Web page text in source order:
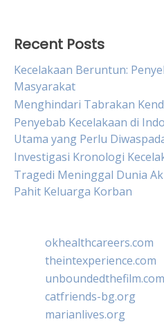
Recent Posts
Kecelakaan Beruntun:
Masyarakat
Menghindari Tabrakan
Penyebab Kecelakaan di
Utama yang Perlu
Investigasi Kronologi
Tragedi Meninggal Dunia
Pahit Keluarga Korban
okhealthcareers.com
theintexperience.com
unboundedthefilm.com
catfriends-bg.org
marianlives.org